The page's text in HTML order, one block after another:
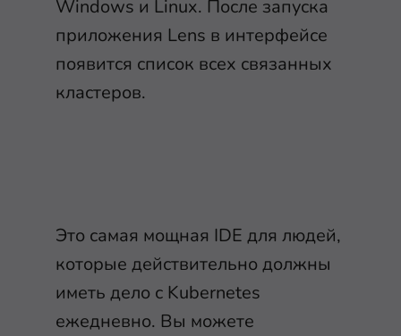
Windows и Linux. После запуска
приложения Lens в интерфейсе
появится список всех связанных
кластеров.
Это самая мощная IDE для людей,
которые действительно должны
иметь дело с Kubernetes
ежедневно. Вы можете